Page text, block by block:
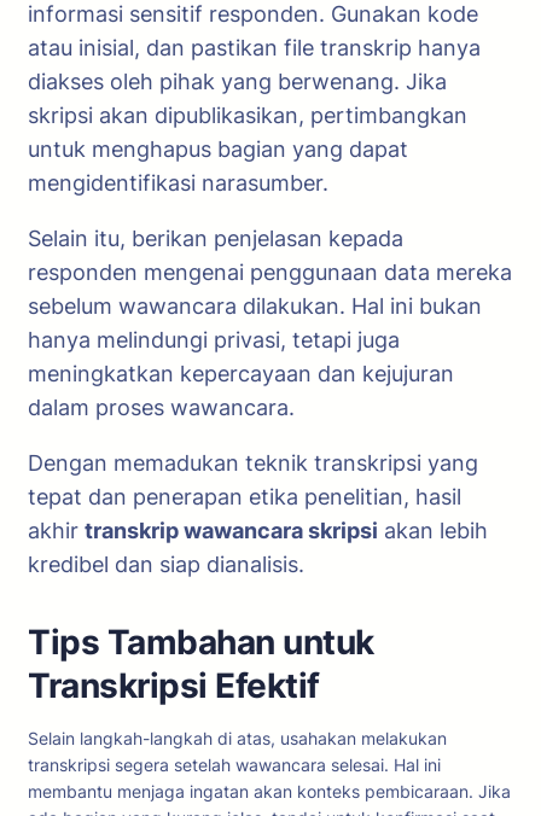
informasi sensitif responden. Gunakan kode
atau inisial, dan pastikan file transkrip hanya
diakses oleh pihak yang berwenang. Jika
skripsi akan dipublikasikan, pertimbangkan
untuk menghapus bagian yang dapat
mengidentifikasi narasumber.
Selain itu, berikan penjelasan kepada
responden mengenai penggunaan data mereka
sebelum wawancara dilakukan. Hal ini bukan
hanya melindungi privasi, tetapi juga
meningkatkan kepercayaan dan kejujuran
dalam proses wawancara.
Dengan memadukan teknik transkripsi yang
tepat dan penerapan etika penelitian, hasil
akhir transkrip wawancara skripsi akan lebih
kredibel dan siap dianalisis.
Tips Tambahan untuk
Transkripsi Efektif
Selain langkah-langkah di atas, usahakan melakukan
transkripsi segera setelah wawancara selesai. Hal ini
membantu menjaga ingatan akan konteks pembicaraan. Jika